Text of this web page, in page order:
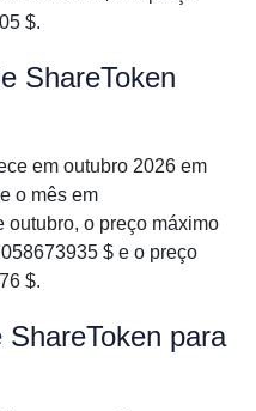
$.
ShareToken
em outubro 2026 em
o mês em
outubro, o preço máximo
$ e o preço
$.
para